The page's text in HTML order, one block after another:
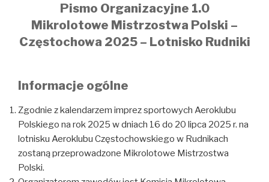
Pismo Organizacyjne 1.0
Mikrolotowe Mistrzostwa Polski –
Częstochowa 2025 – Lotnisko Rudniki
Informacje ogólne
Zgodnie z kalendarzem imprez sportowych Aeroklubu
Polskiego na rok 2025 w dniach 16 do 20 lipca 2025 r. na
lotnisku Aeroklubu Częstochowskiego w Rudnikach
zostaną przeprowadzone Mikrolotowe Mistrzostwa
Polski.